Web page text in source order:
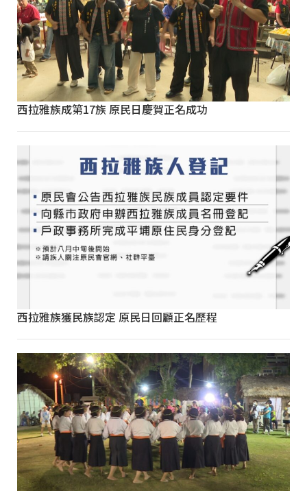
西拉雅族成第17族 原民日慶賀正名成功
西拉雅族獲民族認定 原民日回顧正名歷程